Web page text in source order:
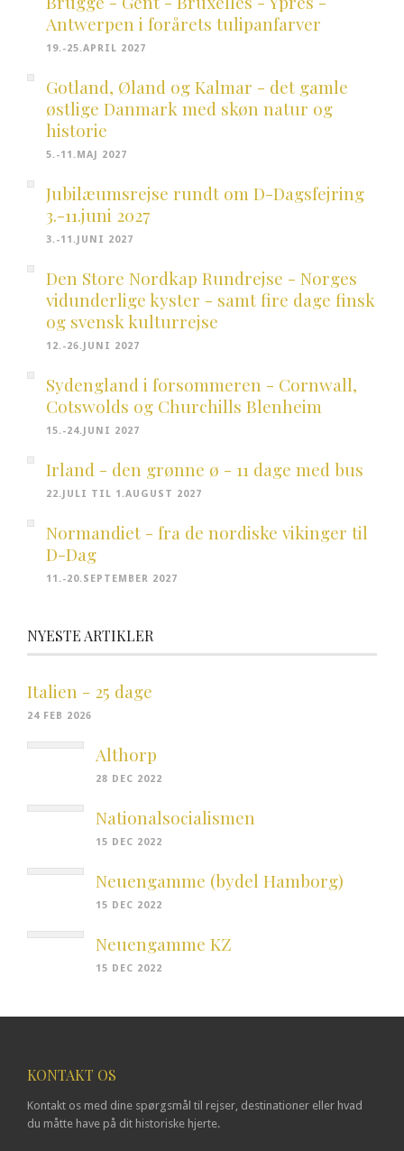
Antwerpen i forårets tulipanfarver
19.-25.APRIL 2027
Gotland, Øland og Kalmar - det gamle
østlige Danmark med skøn natur og
historie
5.-11.MAJ 2027
Jubilæumsrejse rundt om D-Dagsfejring
3.-11.juni 2027
3.-11.JUNI 2027
Den Store Nordkap Rundrejse - Norges
vidunderlige kyster - samt fire dage finsk
og svensk kulturrejse
12.-26.JUNI 2027
Sydengland i forsommeren - Cornwall,
Cotswolds og Churchills Blenheim
15.-24.JUNI 2027
Irland - den grønne ø - 11 dage med bus
22.JULI TIL 1.AUGUST 2027
Normandiet - fra de nordiske vikinger til
D-Dag
11.-20.SEPTEMBER 2027
NYESTE ARTIKLER
Italien - 25 dage
24 FEB 2026
Althorp
28 DEC 2022
Nationalsocialismen
15 DEC 2022
Neuengamme (bydel Hamborg)
15 DEC 2022
Neuengamme KZ
15 DEC 2022
KONTAKT OS
Kontakt os med dine spørgsmål til rejser, destinationer eller hvad
du måtte have på dit historiske hjerte.